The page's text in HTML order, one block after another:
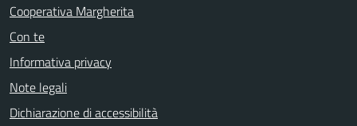
Cooperativa Margherita
Con te
Informativa privacy
Note legali
Dichiarazione di accessibilità